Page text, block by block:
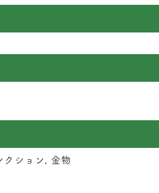
クション, 金物